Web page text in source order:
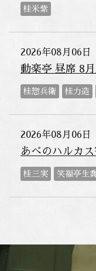
桂米紫
2026年08月06日
動楽亭 昼席 8
桂惣兵衛 桂力造
2026年08月06日
あべのハルカ
桂三実 笑福亭生